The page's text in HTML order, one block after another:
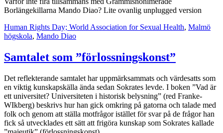
Borlängekillarna Mando Diao? Lite ovanlig unplugged version
Human Rights Day; World Association for Sexual Health, Malmö
högskola, Mando Diao
Samtalet som ”förlossningskonst”
Det reflekterande samtalet har uppmärksammats och värdesatts som
en viktig kunskapskälla ända sedan Sokrates levde. I boken ”Vad är
ett universitet? Universiteten i historisk belysning” (red Franke-
WIkberg) beskrivs hur han gick omkring på gatorna och talade med
folk och genom att ställa motfrågor istället för svar på de frågor han
fick så utvecklades ett sätt att frigöra kunskap som Sokrates kallade